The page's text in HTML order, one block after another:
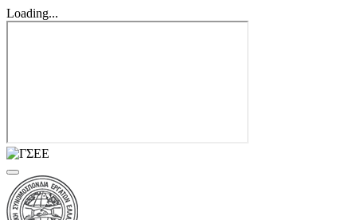
Loading...